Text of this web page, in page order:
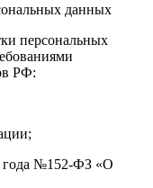
данных
персональных
РФ:
года №152-ФЗ «О